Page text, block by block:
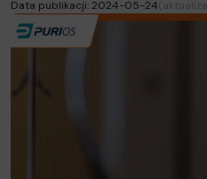
Data publikacji: 2024-05-24